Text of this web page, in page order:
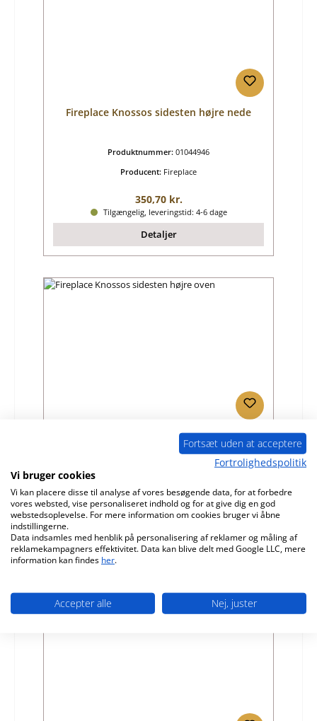
Fireplace Knossos sidesten højre nede
Produktnummer: 01044946
Producent: Fireplace
Almindelig pris:
350,70 kr.
Tilgængelig, leveringstid: 4-6 dage
Detaljer
Fireplace Knossos sidesten højre oven
Producent:Fireplace
Almindelig pris:
369,16 kr.
Tilgængelig, leveringstid: 4-6 dage
Detaljer
Fortsæt uden at acceptere
Fortrolighedspolitik
Vi bruger cookies
Vi kan placere disse til analyse af vores besøgende data, for at forbedre
vores websted, vise personaliseret indhold og for at give dig en god
webstedsoplevelse. For mere information om cookies bruger vi åbne
indstillingerne.
Data indsamles med henblik på personalisering af reklamer og måling af
reklamekampagners effektivitet. Data kan blive delt med Google LLC, mere
information kan findes her.
Accepter alle Nej, juster